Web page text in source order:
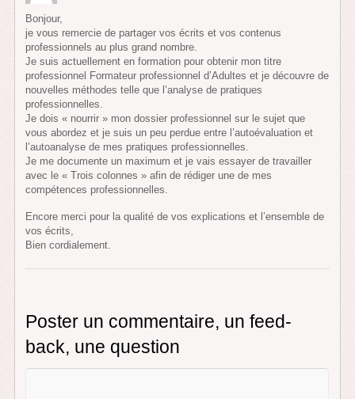
Bonjour,
je vous remercie de partager vos écrits et vos contenus
professionnels au plus grand nombre.
Je suis actuellement en formation pour obtenir mon titre
professionnel Formateur professionnel d’Adultes et je découvre de
nouvelles méthodes telle que l’analyse de pratiques
professionnelles.
Je dois « nourrir » mon dossier professionnel sur le sujet que
vous abordez et je suis un peu perdue entre l’autoévaluation et
l’autoanalyse de mes pratiques professionnelles.
Je me documente un maximum et je vais essayer de travailler
avec le « Trois colonnes » afin de rédiger une de mes
compétences professionnelles.
Encore merci pour la qualité de vos explications et l’ensemble de
vos écrits,
Bien cordialement.
Poster un commentaire, un feed-
back, une question